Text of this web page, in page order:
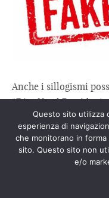
Anche i sillogismi
“Dire No al
“Dire Si al
Leggi Tutto
A TORINO IL
SCAMBIA LA
Questo sito utilizza
esperienza di
che monitorano in
sito. Questo sito non
e/o